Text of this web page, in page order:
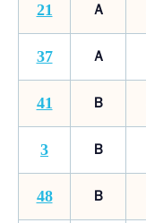
21 Ａ
37 Ａ
41 Ｂ
3 Ｂ
48 Ｂ